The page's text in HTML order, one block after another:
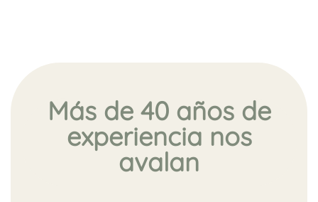
Más de 40 años de
experiencia nos
avalan